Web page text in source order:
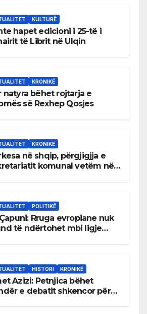
KULTURË
hapet edicioni i 25-të i
të Librit në Ulqin
KRONIKË
natyra bëhet rojtarja e
së Rexhep Qosjes
KRONIKË
në shqip, përgjigjja e
komunal vetëm në
POLITIKË
Çapuni: Rruga evropiane nuk
të ndërtohet mbi ligje
HISTORI KRONIKË
Azizi: Petnjica bëhet
e debatit shkencor për